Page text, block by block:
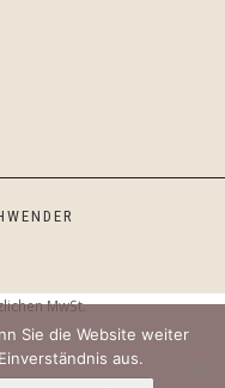
MwSt.
Sie die Website weiter
aus.